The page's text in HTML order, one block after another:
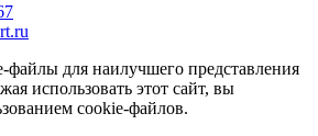
для наилучшего представления
использовать этот сайт, вы
cookie-файлов.